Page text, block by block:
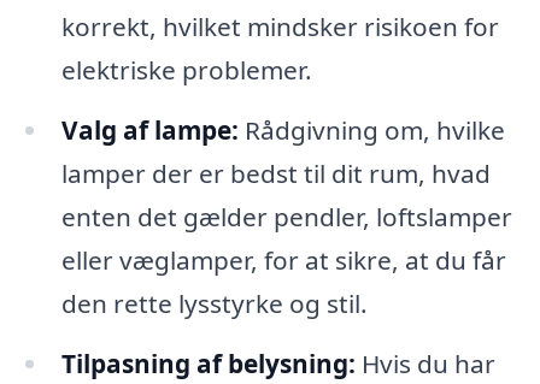
korrekt, hvilket mindsker risikoen for
elektriske problemer.
Valg af lampe: Rådgivning om, hvilke
lamper der er bedst til dit rum, hvad
enten det gælder pendler, loftslamper
eller væglamper, for at sikre, at du får
den rette lysstyrke og stil.
Tilpasning af belysning: Hvis du har